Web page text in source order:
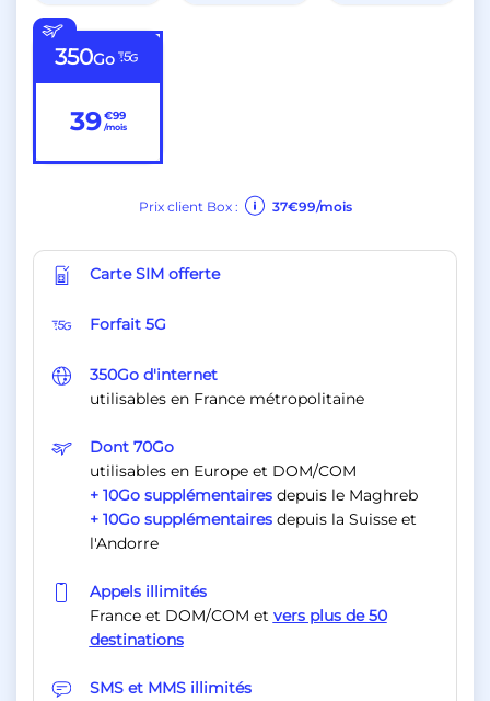
350Go
39€99
/mois
Prix client Box : 37€99/mois
Carte SIM offerte
Forfait 5G
350Go d'internet
utilisables en France métropolitaine
Dont 70Go
utilisables en Europe et DOM/COM
+ 10Go supplémentairesdepuis le Maghreb
+ 10Go supplémentairesdepuis la Suisse et
l'Andorre
Appels illimités
France et DOM/COM et vers plus de 50
destinations
SMS et MMS illimités